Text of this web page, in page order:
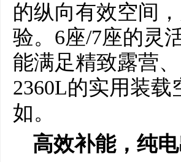
的纵向有效空间
验。6座/7座的灵
能满足精致露营
2360L的实用装
如。
高效补能， 纯